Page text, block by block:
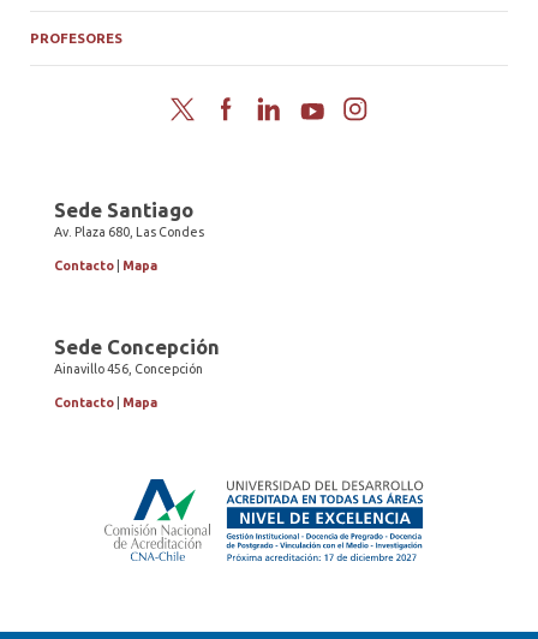
PROFESORES
Twitter FacebookLinkedInYouTubeInstagram
Sede Santiago
Av. Plaza 680, Las Condes
Contacto Mapa
Sede Concepción
Ainavillo 456, Concepción
Contacto Mapa